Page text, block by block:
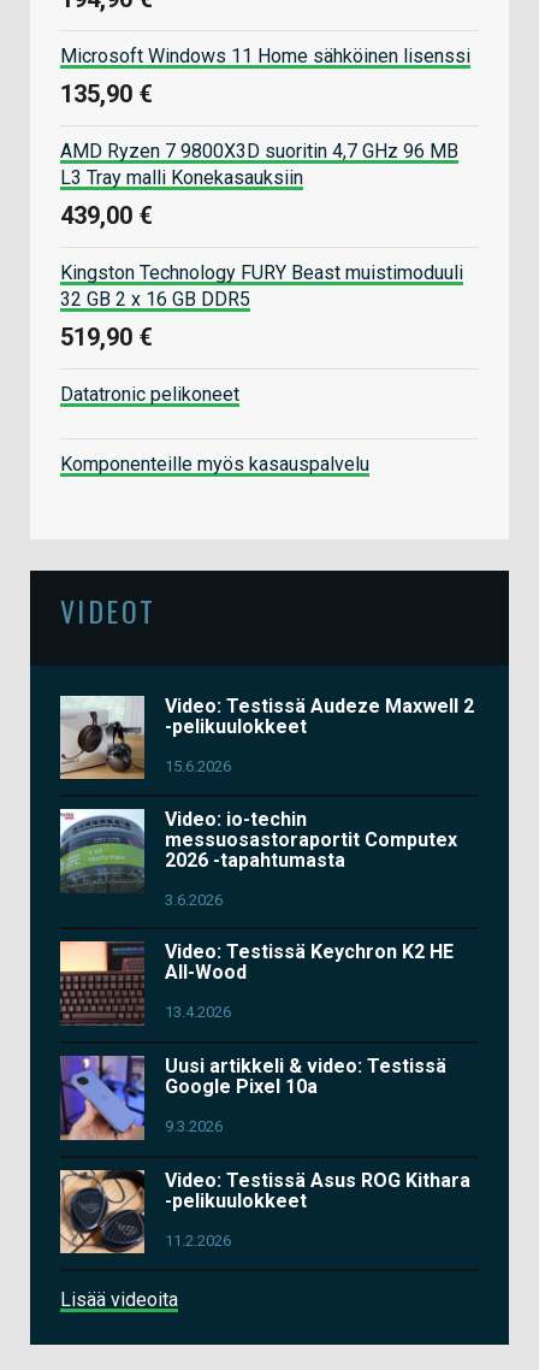
Microsoft Windows 11 Home sähköinen lisenssi
135,90 €
AMD Ryzen 7 9800X3D suoritin 4,7 GHz 96 MB
L3 Tray malli Konekasauksiin
439,00 €
Kingston Technology FURY Beast muistimoduuli
32 GB 2 x 16 GB DDR5
519,90 €
Datatronic pelikoneet
Komponenteille myös kasauspalvelu
VIDEOT
Video: Testissä Audeze Maxwell 2
-pelikuulokkeet
15.6.2026
Video: io-techin
messuosastoraportit Computex
2026 -tapahtumasta
3.6.2026
Video: Testissä Keychron K2 HE
All-Wood
13.4.2026
Uusi artikkeli & video: Testissä
Google Pixel 10a
9.3.2026
Video: Testissä Asus ROG Kithara
-pelikuulokkeet
11.2.2026
Lisää videoita